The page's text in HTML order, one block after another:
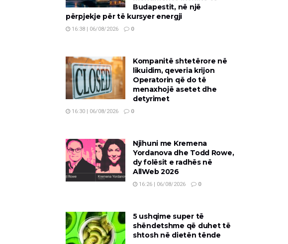
Budapestit, në një
përpjekje për të kursyer energji
16:38 | 06/08/2026 0
Kompanitë shtetërore në
likuidim, qeveria krijon
Operatorin që do të
menaxhojë asetet dhe
detyrimet
16:30 | 06/08/2026 0
Njihuni me Kremena
Yordanova dhe Todd Rowe,
dy folësit e radhës në
AllWeb 2026
16:26 | 06/08/2026 0
5 ushqime super të
shëndetshme që duhet të
shtosh në dietën tënde